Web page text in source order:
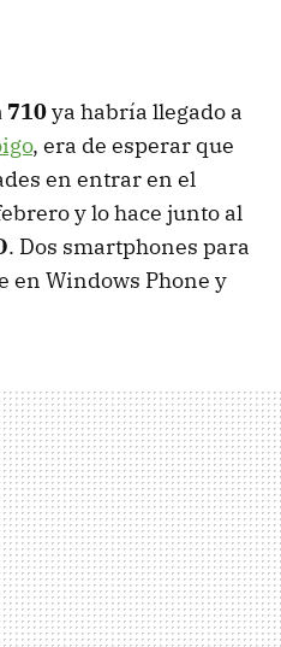
710ya habría llegado a
, era de esperar que
en entrar en el
y lo hace junto al
. Dos smartphones para
en Windows Phone y